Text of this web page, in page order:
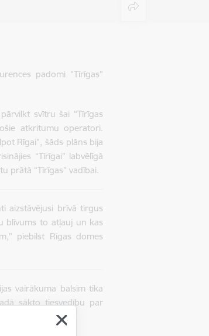
padomi "Tīrīgas"
svītru šai “Tīrīgas
atkritumu operatori.
Rīgai”, šāds plāns bija
“Tīrīgai” labvēlīgā
prātā “Tīrīgas” vadībai.
aizstāvējusi brīvā tirgus
blīvums to atļauj un kas
piebilst Rīgas domes
vairākuma balsīm tika
sākto tiesvedību par